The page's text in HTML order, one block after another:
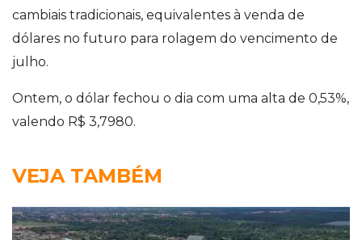
cambiais tradicionais, equivalentes à venda de
dólares no futuro para rolagem do vencimento de
julho.
Ontem, o dólar fechou o dia com uma alta de 0,53%,
valendo R$ 3,7980.
VEJA TAMBÉM